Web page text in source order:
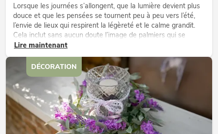
Lorsque les journées s’allongent, que la lumière devient plus
douce et que les pensées se tournent peu à peu vers l’été,
l’envie de lieux qui respirent la légèreté et le calme grandit.
Cela inclut sans aucun doute l’image de palmiers qui se
balancent doucement dans le vent chaud, accompagnés de
Lire maintenant
DÉCORATION